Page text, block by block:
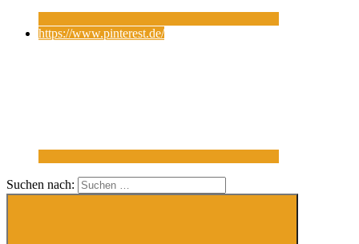
https://www.pinterest.de/
Suchen nach: